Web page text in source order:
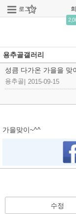
로그인
용추골갤러리
성큼 다가온 가을을 맞
용추골 2015-09-15
가을맞이~^^
수정